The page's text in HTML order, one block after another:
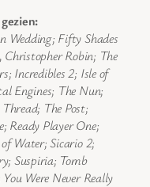
Wedding; Fifty Shades
Christopher Robin; The
Incredibles 2; Isle of
Engines; The Nun;
The Post;
Ready Player One;
Water; Sicario 2;
Suspiria; Tomb
Were Never Really